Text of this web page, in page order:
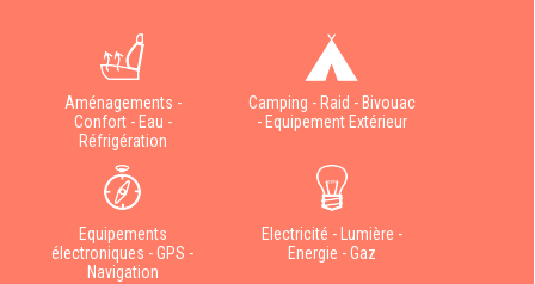
Aménagements -
Confort - Eau -
Réfrigération
Camping - Raid - Bivouac
- Equipement Extérieur
Equipements
électroniques - GPS -
Navigation
Electricité - Lumière -
Energie - Gaz